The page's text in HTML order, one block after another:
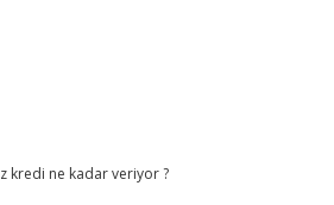
kredi ne kadar veriyor ?